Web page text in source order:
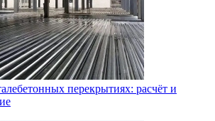
перекрытиях: расчёт и